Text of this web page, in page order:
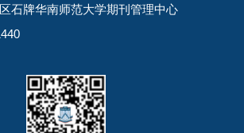
石牌华南师范大学期刊管理中心